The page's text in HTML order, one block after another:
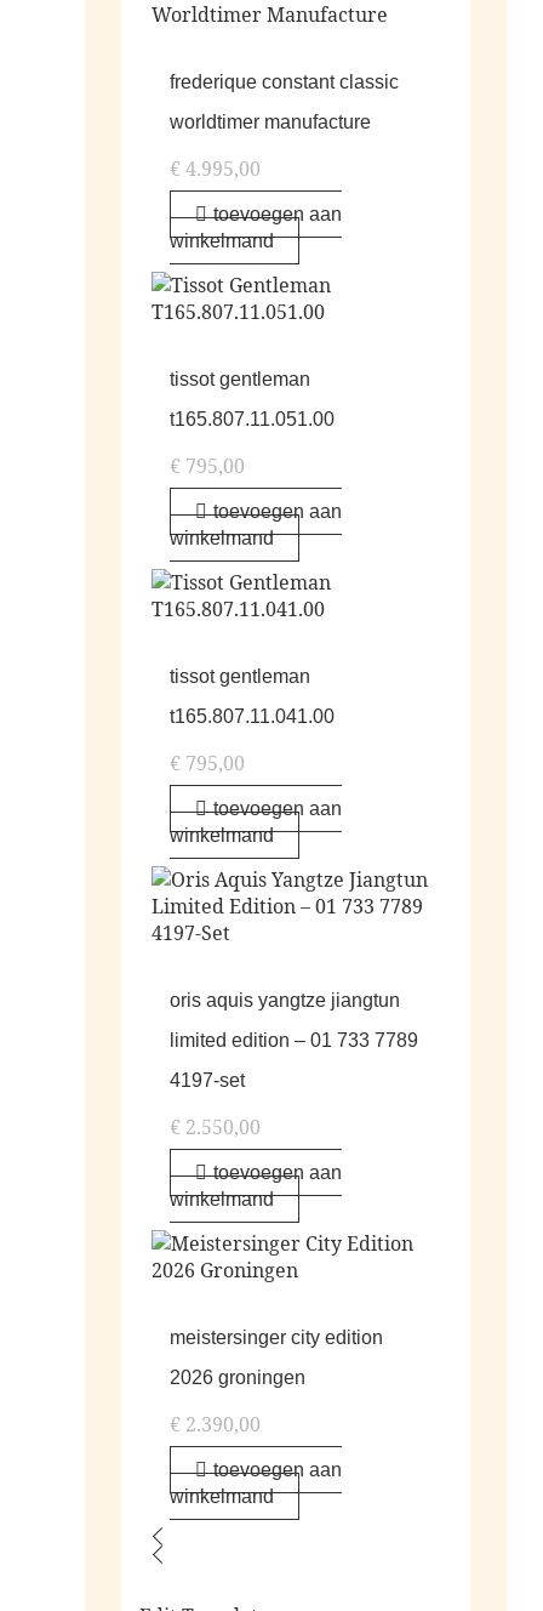
frederique constant classic
worldtimer manufacture
€4.995,00
toevoegen aan
winkelmand
tissot gentleman
t165.807.11.051.00
€ 795,00
toevoegen aan
winkelmand
tissot gentleman
t165.807.11.041.00
€ 795,00
toevoegen aan
winkelmand
oris aquis yangtze jiangtun
limited edition – 01 733 7789
4197-set
€ 2.550,00
toevoegen aan
winkelmand
meistersinger city edition
2026 groningen
€ 2.390,00
toevoegen aan
winkelmand